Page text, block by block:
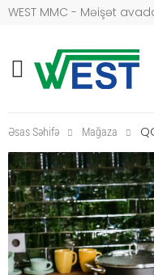
WEST MMC - Məişət
Mob
Əsas Səhifə Mağaza